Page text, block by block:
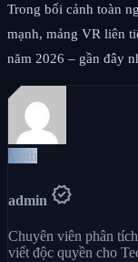
Trong bối cảnh toàn
mạnh, mảng VR liên
năm 2026 – gần đây
Auth
admin verified
Chuyên viên phân
viết độc quyền cho